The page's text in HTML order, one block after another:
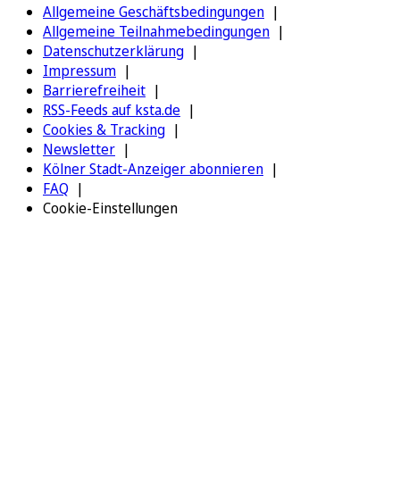
Allgemeine Geschäftsbedingungen
Allgemeine Teilnahmebedingungen
Datenschutzerklärung
Impressum
Barrierefreiheit
RSS-Feeds auf ksta.de
Cookies & Tracking
Newsletter
Kölner Stadt-Anzeiger abonnieren
FAQ
Cookie-Einstellungen